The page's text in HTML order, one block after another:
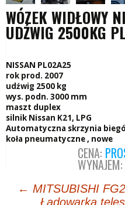
WÓZEK WIDŁOWY
UDŹWIG 2500KG
NISSAN PL02A25
rok prod. 2007
udźwig 2500 kg
wys. podn. 3000 mm
maszt duplex
silnik Nissan K21, LPG
Automatyczna skrzynia
koła pneumatyczne , nowe
CENA:
WYNAJEM:
Post
← MITSUBISHI
Ładowarka